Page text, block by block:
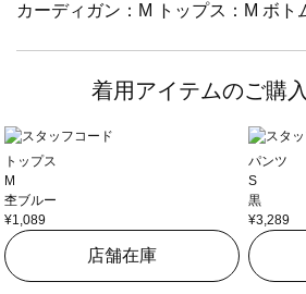
カーディガン：M トップス：M ボト
着用アイテムのご購
トップス
M
杢ブルー
¥1,089
店舗在庫
パンツ
S
黒
¥3,289